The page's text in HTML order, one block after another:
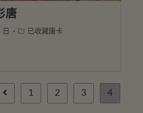
唐
日 已收藏唐卡
1 2 3 4